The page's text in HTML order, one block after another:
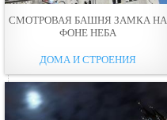
СМОТРОВАЯ БАШНЯ ЗАМКА НА
ФОНЕ НЕБА
ДОМА И СТРОЕНИЯ